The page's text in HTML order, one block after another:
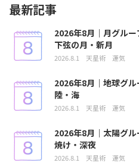
最新記事
2026年8月｜月グル
下弦の月・新月
2026.8.1 天星術 運気
2026年8月｜地球グ
陸・海
2026.8.1 天星術 運気
2026年8月｜太陽グ
焼け・深夜
2026.8.1 天星術 運気